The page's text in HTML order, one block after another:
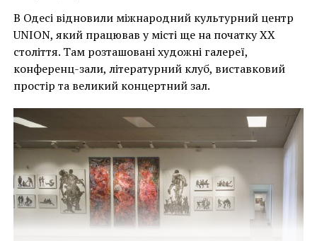
Хулігани, які намагалися зафарбувати мурал, злодії,
які відколювали зафарбовані фрагменти, щоб
продати їх у Facebook, тріщини в стіні та члени
окружної ради – це лише деякі з неприємностей, з
якими довелося зіткнутися Куттсам. Після крадіжки
їм довелося за власний кошт найняти охоронця,
який би наглядав за муралом вночі.
Єдиний вихід, кажуть Куттси, – це зняти 22-тонну
фреску, а для цього за останній місяць довелося
“зміцнити її 12 шарами смоли, скловолокна і
п’ятьма тоннами сталі, а також використовувати 40-
футовий кран, щоб забрати її”.
Хант Слонем “Thunderbunny”, 2022
Слонем, зі свого боку, вперше почув про акт
В Одесі відновили міжнародний культурний центр
UNION, який працював у місті ще на початку XX
століття. Там розташовані художні галереї,
конференц-зали, літературний клуб, виставковий
простір та великий концертний зал.